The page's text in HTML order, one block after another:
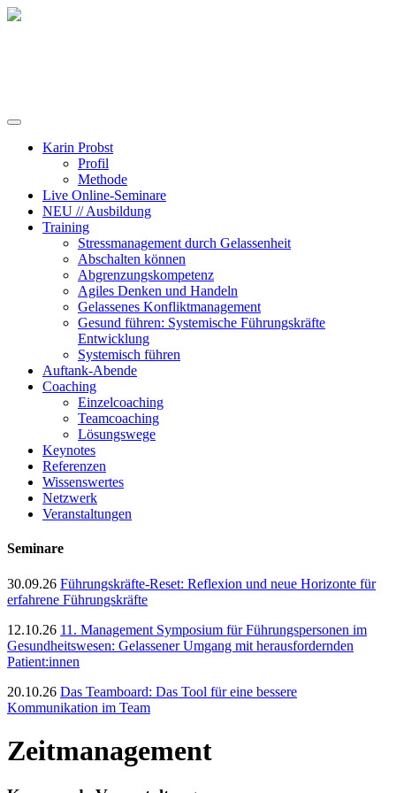
Karin Probst
Profil
Methode
Live Online-Seminare
NEU // Ausbildung
Training
Stressmanagement durch Gelassenheit
Abschalten können
Abgrenzungskompetenz
Agiles Denken und Handeln
Gelassenes Konfliktmanagement
Gesund führen: Systemische Führungskräfte
Entwicklung
Systemisch führen
Auftank-Abende
Coaching
Einzelcoaching
Teamcoaching
Lösungswege
Keynotes
Referenzen
Wissenswertes
Netzwerk
Veranstaltungen
Seminare
30.09.26 Führungskräfte-Reset: Reflexion und neue Horizonte für
erfahrene Führungskräfte
12.10.26 11. Management Symposium für Führungspersonen im
Gesundheitswesen: Gelassener Umgang mit herausfordernden
Patient:innen
20.10.26 Das Teamboard: Das Tool für eine bessere
Kommunikation im Team
Zeitmanagement